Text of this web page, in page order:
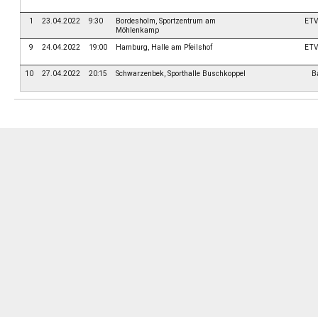
1 23.04.2022 9:30
Bordesholm, Sportzentrum am
Möhlenkamp
9 24.04.2022 19:00 Hamburg, Halle am Pfeilshof
10 27.04.2022 20:15 Schwarzenbek, Sporthalle Buschkoppel